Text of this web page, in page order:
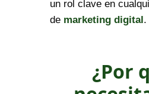
un rol clave en
de marketing digital .
¿Por